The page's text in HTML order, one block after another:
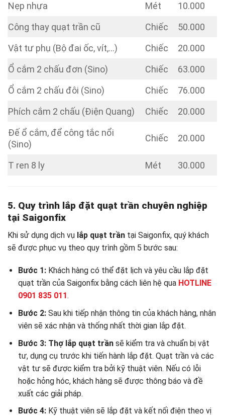
Nẹp nhựa
Mét
10.000
Công thay quạt trần cũ
Chiếc
50.000
Vật tư phụ (Bộ đai ốc, vít,…)
Chiếc
20.000
Ổ cắm 2 chấu đơn (Sino)
Chiếc
63.000
Ổ cắm 2 chấu đôi (Sino)
Chiếc
76.000
Phích cắm 2 chấu (Điện Quang)
Chiếc
20.000
Đế ổ cắm, để công tắc nổi
(Sino)
Chiếc 20.000
T ren 8 ly Mét 30.000
5. Quy trình lắp đặt quạt trần chuyên nghiệp
tại Saigonfix
Khi sử dụng dịch vụ lắp quạt trần tại Saigonfix, quý khách
sẽ được phục vụ theo quy trình gồm 5 bước sau:
Bước 1:Khách hàng có thể đặt lịch và yêu cầu lắp đặt
quạt trần của Saigonfix bằng cách liên hệ qua HOTLINE
0901 835 011.
Bước 2:Sau khi tiếp nhận thông tin của khách hàng, nhân
viên sẽ xác nhận và thống nhất thời gian lắp đặt.
Bước 3: Thợ lắp quạt trầnsẽ kiểm tra và chuẩn bị vật
tư, dụng cụ trước khi tiến hành lắp đặt. Quạt trần và các
vật tư sẽ được kiểm tra bởi kỹ thuật viên. Nếu có lỗi
hoặc hỏng hóc, khách hàng sẽ được thông báo và đề
xuất các giải pháp.
Bước 4:Kỹ thuật viên sẽ lắp đặt và kết nối điện theo vị